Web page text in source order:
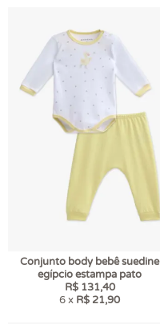
Conjunto body bebê suedine
egípcio estampa pato
R$ 131,40
6 x R$ 21,90